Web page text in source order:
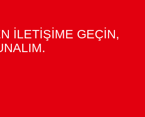
İLETİŞİME GEÇİN,